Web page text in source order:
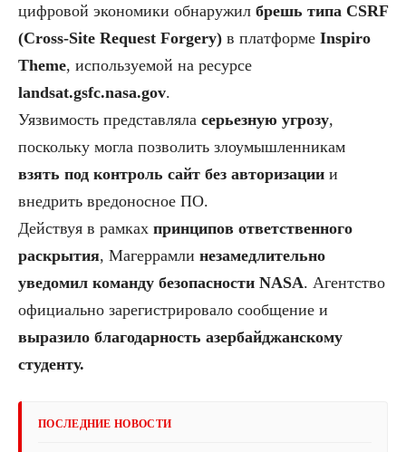
цифровой экономики обнаружил брешь типа CSRF
(Cross-Site Request Forgery) в платформе Inspiro
Theme, используемой на ресурсе
landsat.gsfc.nasa.gov.
Уязвимость представляла серьезную угрозу,
поскольку могла позволить злоумышленникам
взять под контроль сайт без авторизации и
внедрить вредоносное ПО.
Действуя в рамках принципов ответственного
раскрытия, Магеррамли незамедлительно
уведомил команду безопасности NASA. Агентство
официально зарегистрировало сообщение и
выразило благодарность азербайджанскому
студенту.
ПОСЛЕДНИЕ НОВОСТИ